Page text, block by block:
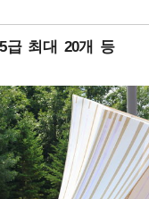
급 최대 20개 등